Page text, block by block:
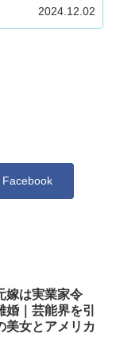
2024.12.02
Facebook
嫁は実業家令
｜芸能界を引
美女とアメリカ